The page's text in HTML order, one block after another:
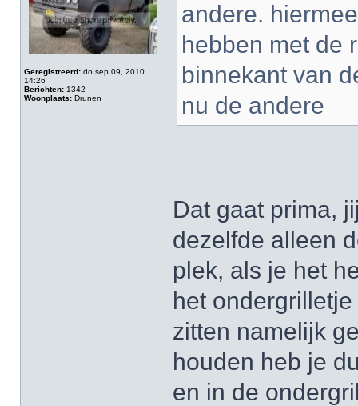
Geregistreerd: do sep 09, 2010
14:26
Berichten: 1342
Woonplaats: Drunen
andere.
hebben met de
binnekant van
nu de andere
Dat gaat prima,
dezelfde alleen
plek, als je het
het
zitten namelijk
houden heb je
en in de